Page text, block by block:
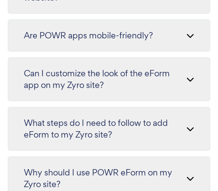
Are POWR apps mobile-friendly?
Can I customize the look of the eForm
app on my Zyro site?
What steps do I need to follow to add
eForm to my Zyro site?
Why should I use POWR eForm on my
Zyro site?